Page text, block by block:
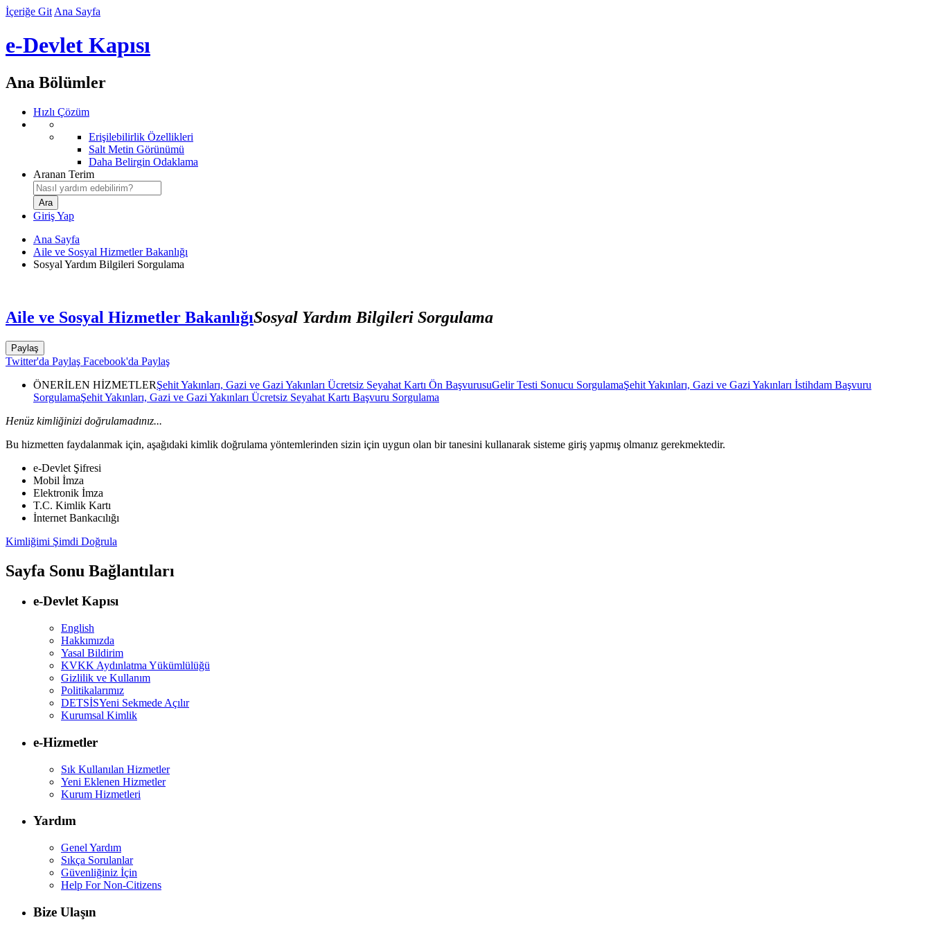
İçeriğe Git Ana Sayfa
e-Devlet Kapısı
Ana Bölümler
Hızlı Çözüm
Erişilebilirlik Özellikleri
Salt Metin Görünümü
Daha Belirgin Odaklama
Aranan Terim
Giriş Yap
Ana Sayfa
Aile ve Sosyal Hizmetler Bakanlığı
Sosyal Yardım Bilgileri Sorgulama
Aile ve Sosyal Hizmetler BakanlığıSosyal Yardım Bilgileri Sorgulama
Paylaş
Twitter'da Paylaş Facebook'da Paylaş
ÖNERİLEN HİZMETLERŞehit Yakınları, Gazi ve Gazi Yakınları Ücretsiz Seyahat Kartı Ön BaşvurusuGelir Testi Sonucu SorgulamaŞehit Yakınları, Gazi ve Gazi Yakınları İstihdam Başvuru
SorgulamaŞehit Yakınları, Gazi ve Gazi Yakınları Ücretsiz Seyahat Kartı Başvuru Sorgulama
Henüz kimliğinizi doğrulamadınız...
Bu hizmetten faydalanmak için, aşağıdaki kimlik doğrulama yöntemlerinden sizin için uygun olan bir tanesini kullanarak sisteme giriş yapmış olmanız gerekmektedir.
e-Devlet Şifresi
Mobil İmza
Elektronik İmza
T.C. Kimlik Kartı
İnternet Bankacılığı
Kimliğimi Şimdi Doğrula
Sayfa Sonu Bağlantıları
e-Devlet Kapısı
English
Hakkımızda
Yasal Bildirim
KVKK Aydınlatma Yükümlülüğü
Gizlilik ve Kullanım
Politikalarımız
DETSİSYeni Sekmede Açılır
Kurumsal Kimlik
e-Hizmetler
Sık Kullanılan Hizmetler
Yeni Eklenen Hizmetler
Kurum Hizmetleri
Yardım
Genel Yardım
Sıkça Sorulanlar
Güvenliğiniz İçin
Help For Non-Citizens
Bize Ulaşın